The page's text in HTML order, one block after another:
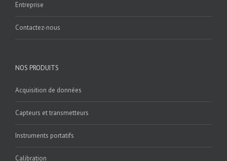
Entreprise
Contactez-nous
NOS PRODUITS
Acquisition de données
Capteurs et transmetteurs
Instruments portatifs
Calibration